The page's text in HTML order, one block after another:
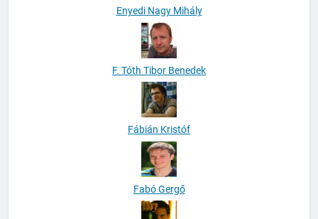
Enyedi Nagy Mihály
F. Tóth Tibor Benedek
Fábián Kristóf
Fabó Gergő